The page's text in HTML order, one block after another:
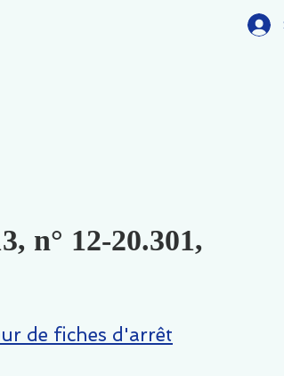
n° 12-20.301,
de fiches d'arrêt